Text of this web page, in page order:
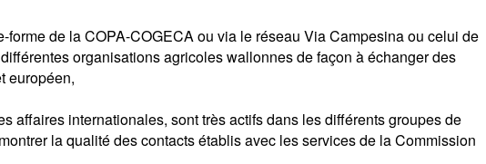
de la COPA-COGECA ou via le réseau Via Campesina ou celui de
organisations agricoles wallonnes de façon à échanger des
européen,
affaires internationales, sont très actifs dans les différents groupes de
la qualité des contacts établis avec les services de la Commission